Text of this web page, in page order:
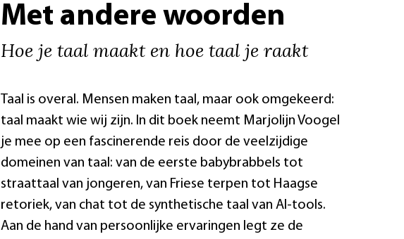
Met andere woorden
Hoe je taal maakt en hoe taal je raakt
Taal is overal. Mensen maken taal, maar ook omgekeerd:
taal maakt wie wij zijn. In dit boek neemt Marjolijn Voogel
je mee op een fascinerende reis door de veelzijdige
domeinen van taal: van de eerste babybrabbels tot
straattaal van jongeren, van Friese terpen tot Haagse
retoriek, van chat tot de synthetische taal van AI-tools.
Aan de hand van persoonlijke ervaringen legt ze de